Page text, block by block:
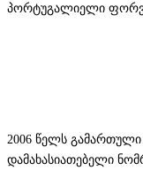
პორტუგალიელი
2006 წელს
დამახასიათებელი